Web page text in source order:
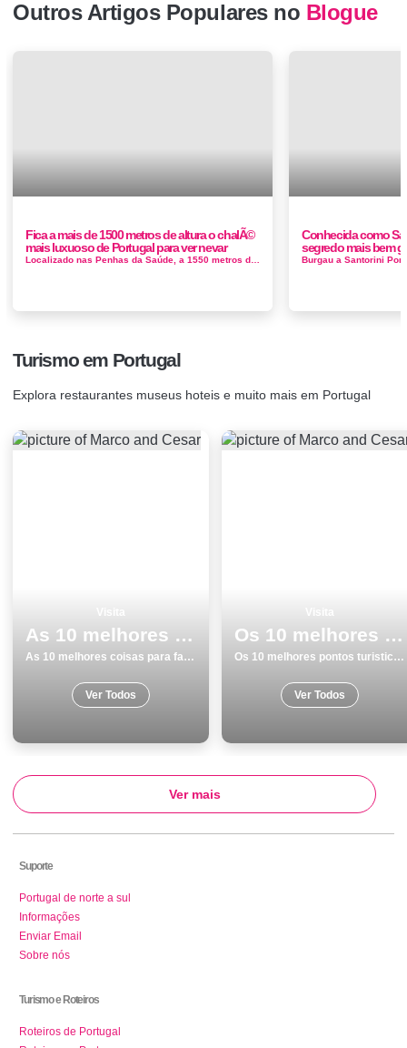
Outros Artigos Populares no Blogue
Fica a mais de 1500 metros de altura o chalÃ©
mais luxuoso de Portugal para ver nevar
Conhecida como
segredo mais bem
Turismo em Portugal
Explora restaurantes museus hoteis e muito mais em Portugal
As 10 melhores coisas para fazer no inverno em Aljezur
As 10 melhores coisas para fazer no inverno em Aljezur
Ver Todos
Os 10 melhores pontos turisticos para visitar em Viseu
Os 10 melhores pontos turisticos para visitar em Viseu
Ver Todos
Ver mais
Suporte
Portugal de norte a sul
Informações
Enviar Email
Sobre nós
Turismo e Roteiros
Roteiros de Portugal